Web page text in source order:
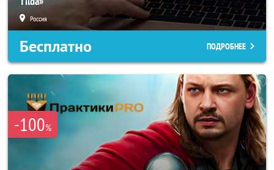
Россия
Бесплатно ПОДРОБНЕЕ
-100%